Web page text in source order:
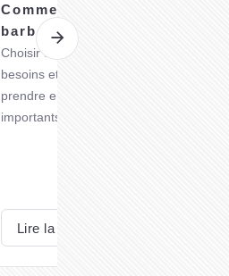
Comment choisir son
barbecue au gaz ?
Choisir un barbecue à gaz
besoins et préférences nécessite de
prendre en compte plusieurs critères
importants.
Lire la suite